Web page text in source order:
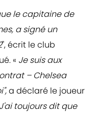
le capitaine de
a signé un
", écrit le club
« Je suis aux
– Chelsea
a déclaré le joueur
toujours dit que